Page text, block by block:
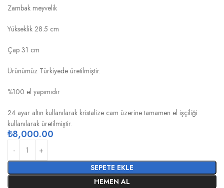
Zambak meyvelik
Yükseklik 28.5 cm
Çap 31 cm
Ürünümüz Türkiyede üretilmiştir.
%100 el yapımıdır
24 ayar altın kullanılarak kristalize cam üzerine tamamen el işçiliği
kullanılarak üretilmiştir.
₺8,000.00
SEPETE EKLE
HEMEN AL